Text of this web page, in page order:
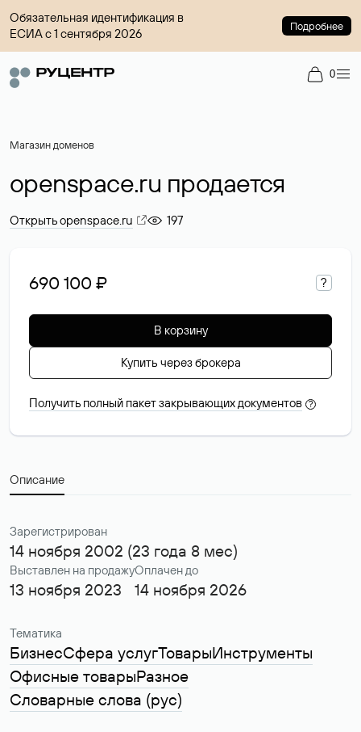
Обязательная идентификация в
ЕСИА с 1 сентября 2026
Подробнее
0
Магазин доменов
openspace.ru продается
Открыть openspace.ru 197
690 100 ₽ ?
В корзину
Купить через брокера
Получить полный пакет закрывающих документов ?
Описание
Зарегистрирован
14 ноября 2002 (23 года 8 мес)
Выставлен на продажу
13 ноября 2023
Оплачен до
14 ноября 2026
Тематика
БизнесСфера услугТоварыИнструменты
Офисные товарыРазное
Словарные слова (рус)